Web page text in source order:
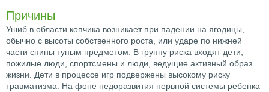
Причины
Ушиб в области копчика возникает при падении на ягодицы,
обычно с высоты собственного роста, или ударе по нижней
части спины тупым предметом. В группу риска входят дети,
пожилые люди, спортсмены и люди, ведущие активный образ
жизни. Дети в процессе игр подвержены высокому риску
травматизма. На фоне недоразвития нервной системы ребенка